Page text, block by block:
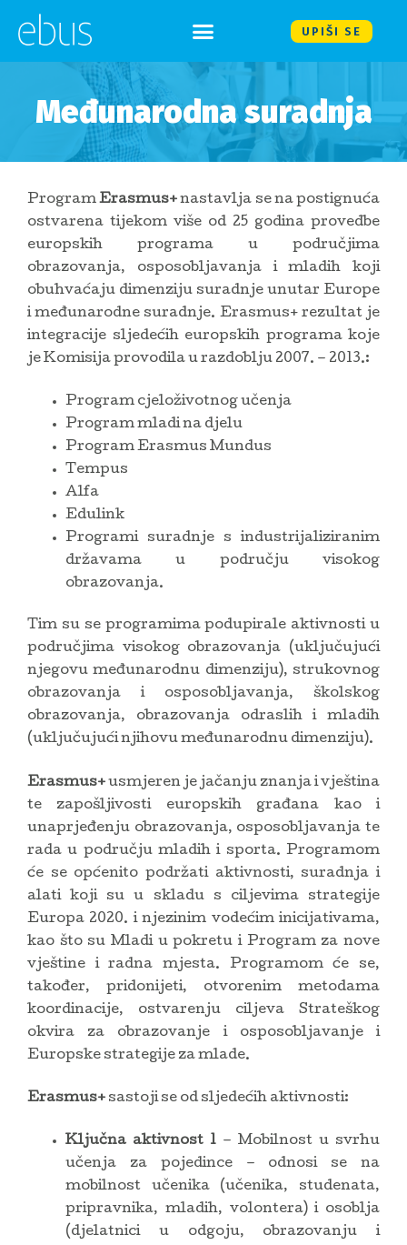
UPIŠI SE
Međunarodna suradnja
ProgramErasmus+nastavlja se na postignuća
ostvarena tijekom više od 25 godina provedbe
europskih programa u područjima
obrazovanja, osposobljavanja i mladih koji
obuhvaćaju dimenziju suradnje unutar Europe
i međunarodne suradnje. Erasmus+ rezultat je
integracije sljedećih europskih programa koje
je Komisija provodila u razdoblju 2007. – 2013.:
Program cjeloživotnog učenja
Program mladi na djelu
Program Erasmus Mundus
Tempus
Alfa
Edulink
Programi suradnje s industrijaliziranim
državama u području visokog
obrazovanja.
Tim su se programima podupirale aktivnosti u
područjima visokog obrazovanja (uključujući
njegovu međunarodnu dimenziju), strukovnog
obrazovanja i osposobljavanja, školskog
obrazovanja, obrazovanja odraslih i mladih
(uključujući njihovu međunarodnu dimenziju).
Erasmus+usmjeren je jačanju znanja i vještina
te zapošljivosti europskih građana kao i
unaprjeđenju obrazovanja, osposobljavanja te
rada u području mladih i sporta. Programom
će se općenito podržati aktivnosti, suradnja i
alati koji su u skladu s ciljevima strategije
Europa 2020. i njezinim vodećim inicijativama,
kao što su Mladi u pokretu i Program za nove
vještine i radna mjesta. Programom će se,
također, pridonijeti, otvorenim metodama
koordinacije, ostvarenju ciljeva Strateškog
okvira za obrazovanje i osposobljavanje i
Europske strategije za mlade.
Erasmus+ sastoji se od sljedećih aktivnosti:
Ključna aktivnost 1 – Mobilnost u svrhu
učenja za pojedince – odnosi se na
mobilnost učenika (učenika, studenata,
pripravnika, mladih, volontera) i osoblja
(djelatnici u odgoju, obrazovanju i